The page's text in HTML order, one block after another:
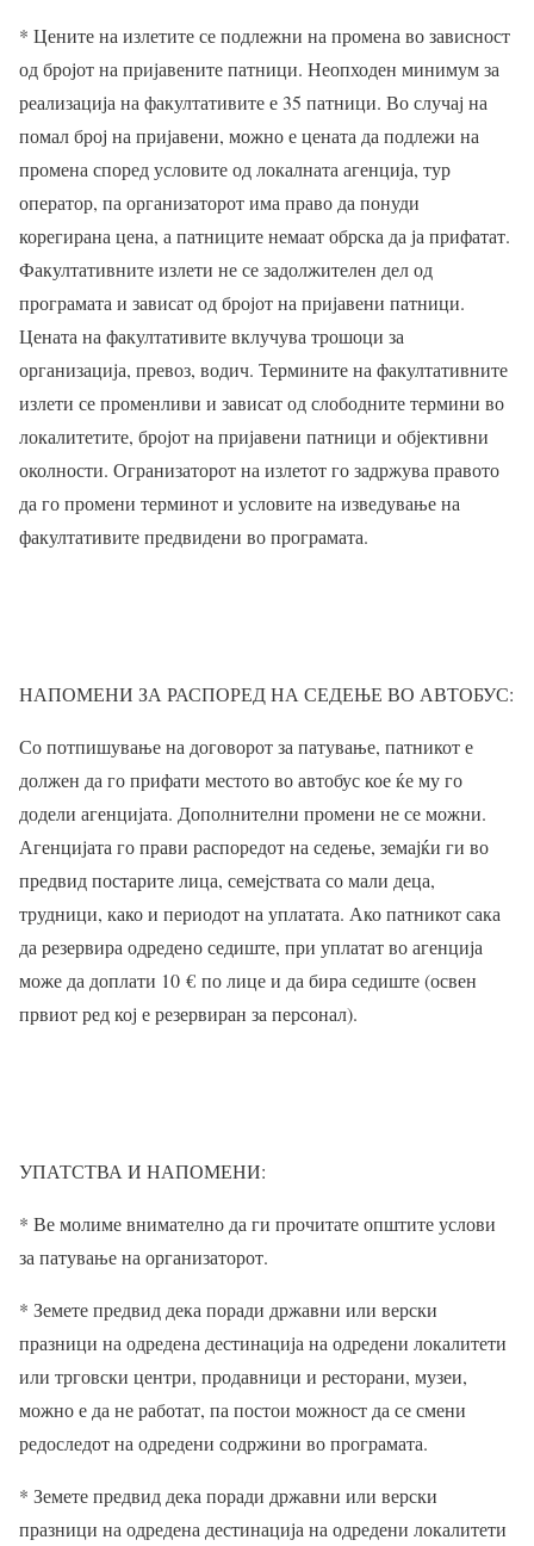
* Цените на излетите се подлежни на промена во зависност
од бројот на пријавените патници. Неопходен минимум за
реализација на факултативите е 35 патници. Во случај на
помал број на пријавени, можно е цената да подлежи на
промена според условите од локалната агенција, тур
оператор, па организаторот има право да понуди
корегирана цена, а патниците немаат обрска да ја прифатат.
Факултативните излети не се задолжителен дел од
програмата и зависат од бројот на пријавени патници.
Цената на факултативите вклучува трошоци за
организација, превоз, водич. Термините на факултативните
излети се променливи и зависат од слободните термини во
локалитетите, бројот на пријавени патници и објективни
околности. Огранизаторот на излетот го задржува правото
да го промени терминот и условите на изведување на
факултативите предвидени во програмата.
НАПОМЕНИ ЗА РАСПОРЕД НА СЕДЕЊЕ ВО АВТОБУС:
Со потпишување на договорот за патување, патникот е
должен да го прифати местото во автобус кое ќе му го
додели агенцијата. Дополнителни промени не се можни.
Агенцијата го прави распоредот на седење, земајќи ги во
предвид постарите лица, семејствата со мали деца,
трудници, како и периодот на уплатата. Ако патникот сака
да резервира одредено седиште, при уплатат во агенција
може да доплати 10 € по лице и да бира седиште (освен
првиот ред кој е резервиран за персонал).
УПАТСТВА И НАПОМЕНИ:
* Ве молиме внимателно да ги прочитате општите услови
за патување на организаторот.
* Земете предвид дека поради државни или верски
празници на одредена дестинација на одредени локалитети
или трговски центри, продавници и ресторани, музеи,
можно е да не работат, па постои можност да се смени
редоследот на одредени содржини во програмата.
* Земете предвид дека поради државни или верски
празници на одредена дестинација на одредени локалитети